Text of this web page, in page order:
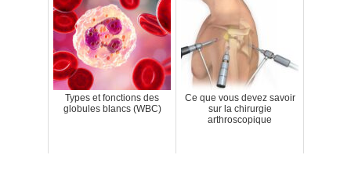
Types et fonctions des
globules blancs (WBC)
Ce que vous devez savoir
sur la chirurgie
arthroscopique